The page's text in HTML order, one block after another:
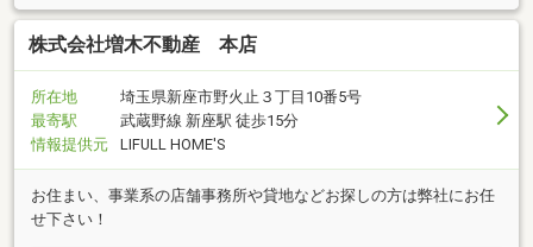
株式会社増木不動産 本店
所在地
埼玉県新座市野火止３丁目10番5号
最寄駅
武蔵野線 新座駅 徒歩15分
情報提供元
LIFULL HOME'S
お住まい、事業系の店舗事務所や貸地などお探しの方は弊社にお任
せ下さい！